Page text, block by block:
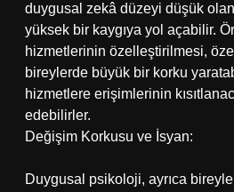
duygusal zekâ düzeyi düşük
yüksek bir kaygıya yol açabilir.
hizmetlerinin özelleştirilmesi,
bireylerde büyük bir korku
hizmetlere erişimlerinin
edebilirler.
Değişim Korkusu ve İsyan:
Duygusal psikoloji, ayrıca